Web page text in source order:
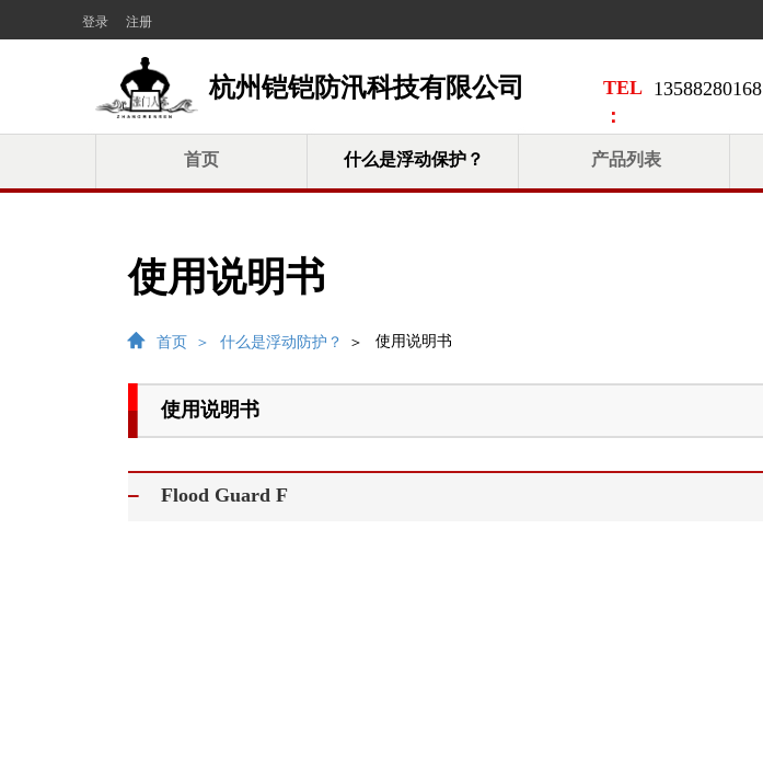
登录 注册
首页 什么是浮动保护？ 产品列表
杭州铠铠防汛科技有限公司
TEL
：
13588280168
使用说明书
首页 ＞ 什么是浮动防护？
使用说明书
Flood Guard F
＞ 使用说明书